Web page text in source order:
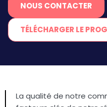
NOUS CONTACTER
TÉLÉCHARGER LE
La qualité de notre